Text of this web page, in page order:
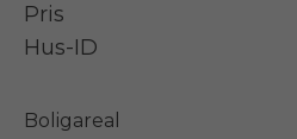
Pris
Hus-ID
Boligareal